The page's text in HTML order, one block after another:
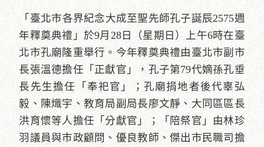
「臺北市各界紀念大成至聖先師孔子誕辰2575週
年釋奠典禮」於9月28日（星期日）上午6時在臺
北市孔廟隆重舉行。今年釋奠典禮由臺北市副市
長張溫德擔任「正獻官」，孔子第79代嫡孫孔垂
長先生擔任「奉祀官」；孔廟捐地者後代辜弘
毅、陳熾宇、教育局副局長廖文靜、大同區區長
洪育懷等人擔任「分獻官」；「陪祭官」由林珍
羽議員與市政顧問、優良教師、傑出市民職司擔